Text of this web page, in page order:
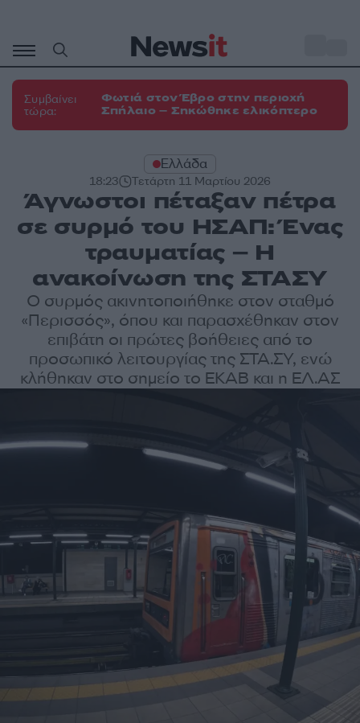
περιεχόμενο
Συμβαίνει
τώρα:
Φωτιά στον Έβρο στην περιοχή
Σπήλαιο – Σηκώθηκε ελικόπτερο
Ελλάδα
18:23 Τετάρτη 11 Μαρτίου 2026
Άγνωστοι πέταξαν πέτρα
σε συρμό του ΗΣΑΠ: Ένας
τραυματίας – Η
ανακοίνωση της ΣΤΑΣΥ
Ο συρμός ακινητοποιήθηκε στον σταθμό
«Περισσός», όπου και παρασχέθηκαν στον
επιβάτη οι πρώτες βοήθειες από το
προσωπικό λειτουργίας της ΣΤΑ.ΣΥ, ενώ
κλήθηκαν στο σημείο το ΕΚΑΒ και η ΕΛ.ΑΣ